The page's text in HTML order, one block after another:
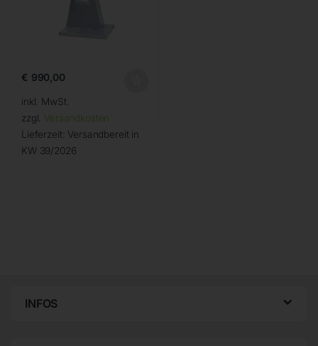
€ 990,00
inkl. MwSt.
zzgl. Versandkosten
Lieferzeit: Versandbereit in
KW 39/2026
INFOS